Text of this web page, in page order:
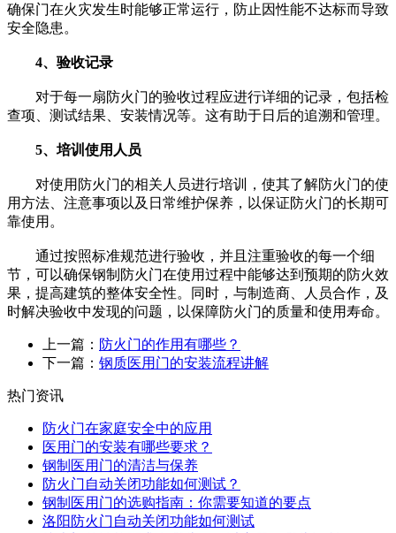
确保门在火灾发生时能够正常运行，防止因性能不达标而导致
安全隐患。
4、验收记录
对于每一扇防火门的验收过程应进行详细的记录，包括检
查项、测试结果、安装情况等。这有助于日后的追溯和管理。
5、培训使用人员
对使用防火门的相关人员进行培训，使其了解防火门的使
用方法、注意事项以及日常维护保养，以保证防火门的长期可
靠使用。
通过按照标准规范进行验收，并且注重验收的每一个细
节，可以确保钢制防火门在使用过程中能够达到预期的防火效
果，提高建筑的整体安全性。同时，与制造商、人员合作，及
时解决验收中发现的问题，以保障防火门的质量和使用寿命。
上一篇： 防火门的作用有哪些？
下一篇： 钢质医用门的安装流程讲解
热门资讯
防火门在家庭安全中的应用
医用门的安装有哪些要求？
钢制医用门的清洁与保养
防火门自动关闭功能如何测试？
钢制医用门的选购指南：你需要知道的要点
洛阳防火门自动关闭功能如何测试